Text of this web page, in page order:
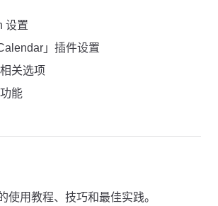
设置
」插件设置
关选项
能
使用教程、技巧和最佳实践。